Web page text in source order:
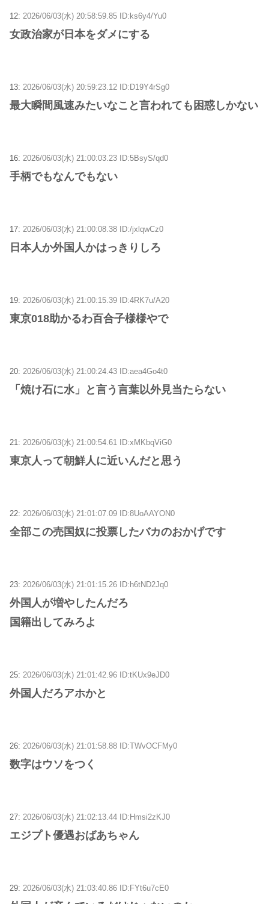
12: 2026/06/03(水) 20:58:59.85 ID:ks6y4/Yu0
女政治家が日本をダメにする
13: 2026/06/03(水) 20:59:23.12 ID:D19Y4rSg0
最大瞬間風速みたいなこと言われても困惑しかない
16: 2026/06/03(水) 21:00:03.23 ID:5BsyS/qd0
手柄でもなんでもない
17: 2026/06/03(水) 21:00:08.38 ID:/jxlqwCz0
日本人か外国人かはっきりしろ
19: 2026/06/03(水) 21:00:15.39 ID:4RK7u/A20
東京018助かるわ百合子様様やで
20: 2026/06/03(水) 21:00:24.43 ID:aea4Go4t0
「焼け石に水」と言う言葉以外見当たらない
21: 2026/06/03(水) 21:00:54.61 ID:xMKbqViG0
東京人って朝鮮人に近いんだと思う
22: 2026/06/03(水) 21:01:07.09 ID:8UoAAYON0
全部この売国奴に投票したバカのおかげです
23: 2026/06/03(水) 21:01:15.26 ID:h6tND2Jq0
外国人が増やしたんだろ
国籍出してみろよ
25: 2026/06/03(水) 21:01:42.96 ID:tKUx9eJD0
外国人だろアホかと
26: 2026/06/03(水) 21:01:58.88 ID:TWvOCFMy0
数字はウソをつく
27: 2026/06/03(水) 21:02:13.44 ID:Hmsi2zKJ0
エジプト優遇おばあちゃん
29: 2026/06/03(水) 21:03:40.86 ID:FYt6u7cE0